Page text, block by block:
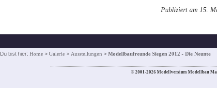
Publiziert am 15.
Du bist hier: Home > Galerie > Ausstellungen > Modellbaufreunde Siegen 2012 - Die Neunte
© 2001-2026 Modellversium Modellbau